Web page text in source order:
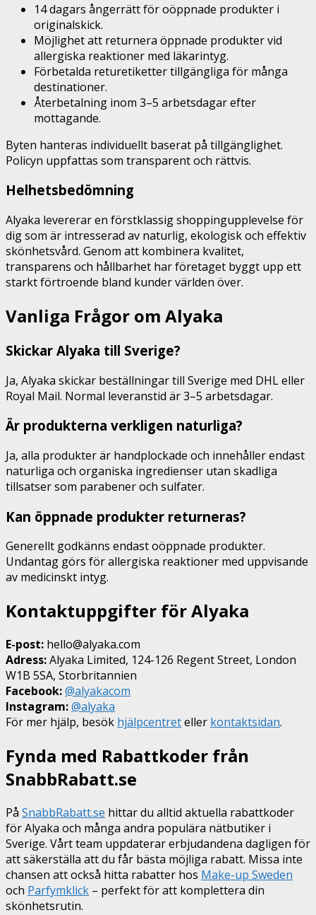
14 dagars ångerrätt för oöppnade produkter i
originalskick.
Möjlighet att returnera öppnade produkter vid
allergiska reaktioner med läkarintyg.
Förbetalda returetiketter tillgängliga för många
destinationer.
Återbetalning inom 3–5 arbetsdagar efter
mottagande.
Byten hanteras individuellt baserat på tillgänglighet.
Policyn uppfattas som transparent och rättvis.
Helhetsbedömning
Alyaka levererar en förstklassig shoppingupplevelse för
dig som är intresserad av naturlig, ekologisk och effektiv
skönhetsvård. Genom att kombinera kvalitet,
transparens och hållbarhet har företaget byggt upp ett
starkt förtroende bland kunder världen över.
Vanliga Frågor om Alyaka
Skickar Alyaka till Sverige?
Ja, Alyaka skickar beställningar till Sverige med DHL eller
Royal Mail. Normal leveranstid är 3–5 arbetsdagar.
Är produkterna verkligen naturliga?
Ja, alla produkter är handplockade och innehåller endast
naturliga och organiska ingredienser utan skadliga
tillsatser som parabener och sulfater.
Kan öppnade produkter returneras?
Generellt godkänns endast oöppnade produkter.
Undantag görs för allergiska reaktioner med uppvisande
av medicinskt intyg.
Kontaktuppgifter för Alyaka
E-post: hello@alyaka.com
Adress:Alyaka Limited, 124-126 Regent Street, London
W1B 5SA, Storbritannien
Facebook:@alyakacom
Instagram:@alyaka
För mer hjälp, besök hjälpcentreteller kontaktsidan.
Fynda med Rabattkoder från
SnabbRabatt.se
På SnabbRabatt.se hittar du alltid aktuella rabattkoder
för Alyaka och många andra populära nätbutiker i
Sverige. Vårt team uppdaterar erbjudandena dagligen för
att säkerställa att du får bästa möjliga rabatt. Missa inte
chansen att också hitta rabatter hos Make-up Sweden
och Parfymklick – perfekt för att komplettera din
skönhetsrutin.